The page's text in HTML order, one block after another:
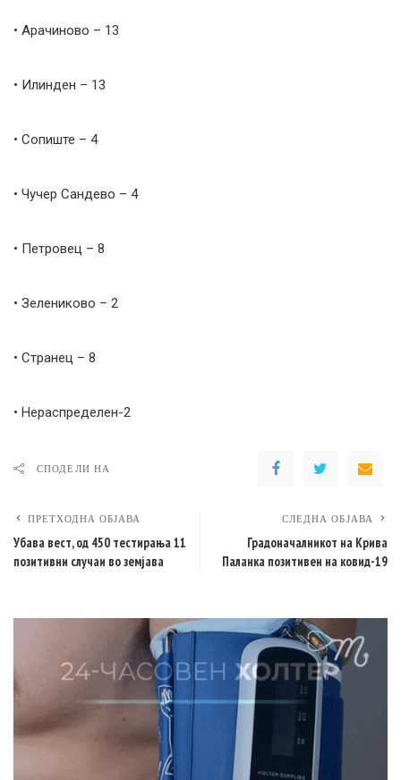
• Арачиново – 13
• Илинден – 13
• Сопиште – 4
• Чучер Сандево – 4
• Петровец – 8
• Зелениково – 2
• Странец – 8
• Нераспределен-2
СПОДЕЛИ НА
ПРЕТХОДНА ОБЈАВА
Убава вест, од 450 тестирања 11
позитивни случаи во земјава
СЛЕДНА ОБЈАВА
Градоначалникот на Крива
Паланка позитивен на ковид-19